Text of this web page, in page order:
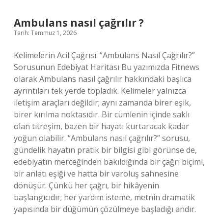
Ambulans nasıl çağrılır ?
Tarih: Temmuz 1, 2026
Kelimelerin Acil Çağrısı: “Ambulans Nasıl Çağrılır?”
Sorusunun Edebiyat Haritası Bu yazımızda Fitnews
olarak Ambulans nasıl çağrılır hakkındaki başlıca
ayrıntıları tek yerde topladık. Kelimeler yalnızca
iletişim araçları değildir; aynı zamanda birer eşik,
birer kırılma noktasıdır. Bir cümlenin içinde saklı
olan titreşim, bazen bir hayatı kurtaracak kadar
yoğun olabilir. “Ambulans nasıl çağrılır?” sorusu,
gündelik hayatın pratik bir bilgisi gibi görünse de,
edebiyatın merceğinden bakıldığında bir çağrı biçimi,
bir anlatı eşiği ve hatta bir varoluş sahnesine
dönüşür. Çünkü her çağrı, bir hikâyenin
başlangıcıdır; her yardım isteme, metnin dramatik
yapısında bir düğümün çözülmeye başladığı andır.